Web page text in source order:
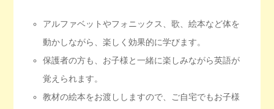
アルファベットやフォニックス、歌、絵本など体を
動かしながら、楽しく効果的に学びます。
保護者の方も、お子様と一緒に楽しみながら英語が
覚えられます。
教材の絵本をお渡ししますので、ご自宅でもお子様